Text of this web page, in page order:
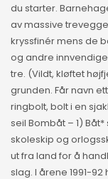
du starter.
av massive
kryssfinér mens de
og andre
tre. (Vildt, kløftet
grunden. Får navn
ringbolt, bolt i en
seil Bombåt – 1)
skoleskip og
ut fra land for å
slag. I årene 1991-